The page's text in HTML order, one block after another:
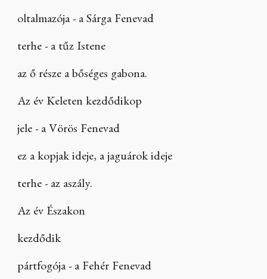
oltalmazója - a Sárga Fenevad
terhe - a tűz Istene
az ő része a bőséges gabona.
Az év Keleten kezdődikop
jele - a Vörös Fenevad
ez a kopjak ideje, a jaguárok ideje
terhe - az aszály.
Az év Északon
kezdődik
pártfogója - a Fehér Fenevad